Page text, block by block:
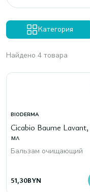
Категория
Найдено 4 товара
BIODERMA
Cicabio Baume
мл
Бальзам очищающий
51,30BYN